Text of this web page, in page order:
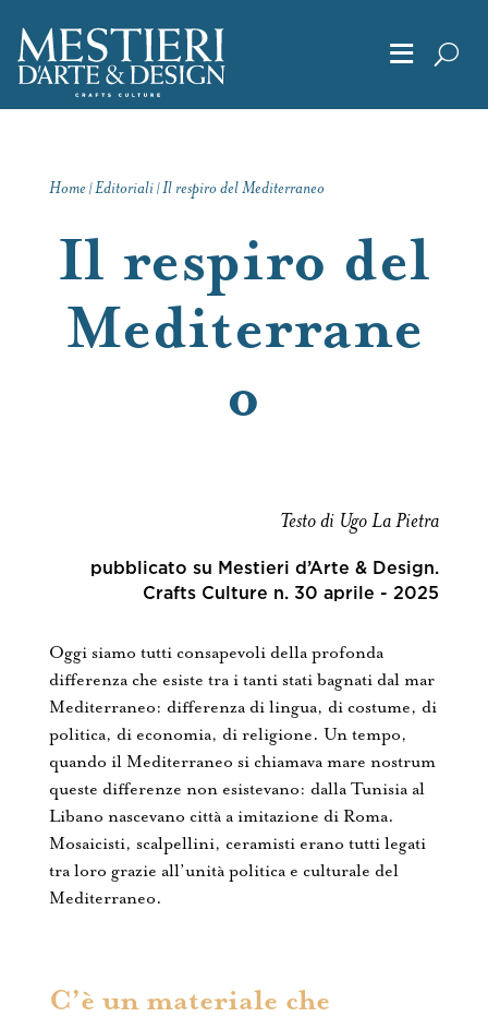
≡
Articoli
Album
Editoriali
Home |Editoriali|Il respiro del Mediterraneo
Il respiro del
Mediterrane
o
Testo di Ugo La Pietra
pubblicato su Mestieri d’Arte & Design.
Crafts Culture n. 30 aprile - 2025
Oggi siamo tutti consapevoli della profonda
differenza che esiste tra i tanti stati bagnati dal mar
Mediterraneo: differenza di lingua, di costume, di
politica, di economia, di religione. Un tempo,
quando il Mediterraneo si chiamava mare nostrum
queste differenze non esistevano: dalla Tunisia al
Libano nascevano città a imitazione di Roma.
Mosaicisti, scalpellini, ceramisti erano tutti legati
tra loro grazie all’unità politica e culturale del
Mediterraneo.
C’è un materiale che